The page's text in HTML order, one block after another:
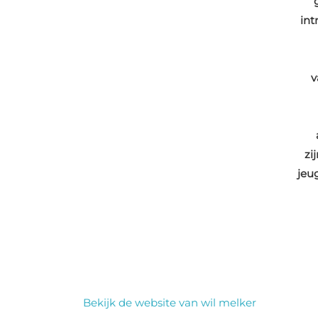
Bekijk de website van wil melker